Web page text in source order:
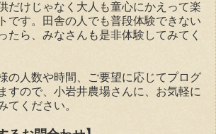
だけじゃなく大人も童心にかえって楽
です。田舎の人でも普段体験できない
たら、みなさんも是非体験してみてく
の人数や時間、ご要望に応じてプログ
すので、小岩井農場さんに、お気軽に
てください。